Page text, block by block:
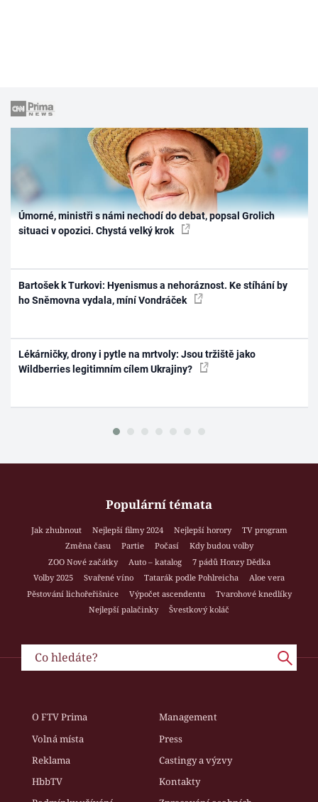
Úmorné, ministři s námi nechodí do debat, popsal Grolich
situaci v opozici. Chystá velký krok
Bartošek k Turkovi: Hyenismus a nehoráznost. Ke stíhání by
ho Sněmovna vydala, míní Vondráček
Lékárničky, drony i pytle na mrtvoly: Jsou tržiště jako
Wildberries legitimním cílem Ukrajiny?
Populární témata
Jak zhubnout Nejlepší filmy 2024 Nejlepší horory
TV program
Změna času
Partie Počasí
Kdy budou volby
ZOO Nové začátky
Auto – katalog
7 pádů Honzy Dědka
Volby 2025
Svařené víno Tatarák podle Pohlreicha
Aloe vera
Pěstování lichořeřišnice
Výpočet ascendentu
Tvarohové knedlíky
Nejlepší palačinky
Švestkový koláč
O FTV Prima
Management
Volná místa
Press
Reklama
Castingy a výzvy
HbbTV
Kontakty